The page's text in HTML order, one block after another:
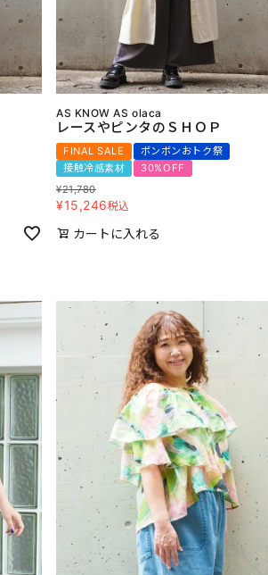
AS KNOW AS olaca
レースやピンタのＳＨＯＰ
FINAL SALE
ボンボンおトク祭
接触冷感素材
30%OFF
¥21,780
¥15,246税込
カートに入れる